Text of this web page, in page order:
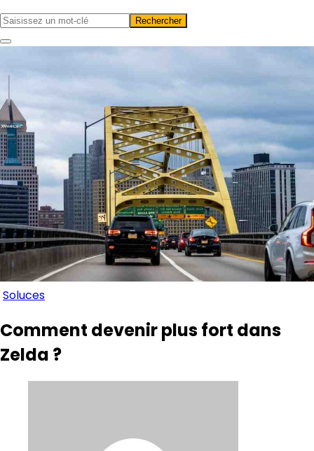
Soluces
Comment devenir plus fort dans
Zelda ?